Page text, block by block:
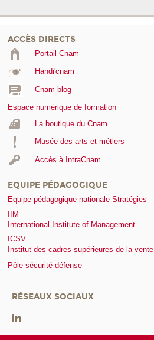
ACCÈS DIRECTS
Portail Cnam
Handi'cnam
Cnam blog
Espace numérique de formation
La boutique du Cnam
Musée des arts et métiers
Accès à IntraCnam
EQUIPE PÉDAGOGIQUE
Equipe pédagogique nationale Stratégies
IIM
International Institute of Management
ICSV
Institut des cadres supérieures de la vente
Pôle sécurité-défense
RÉSEAUX SOCIAUX